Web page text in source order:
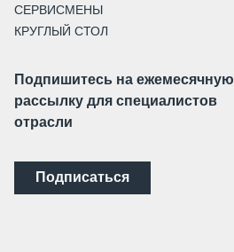
СЕРВИСМЕНЫ
КРУГЛЫЙ СТОЛ
Подпишитесь на ежемесячную
рассылку для специалистов
отрасли
Подписаться